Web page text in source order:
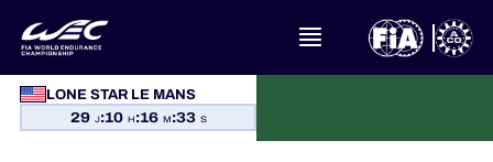
LONE STAR LE MANS
29 J:10 H:16 M:32 S
À PROPOS DU FIA WEC